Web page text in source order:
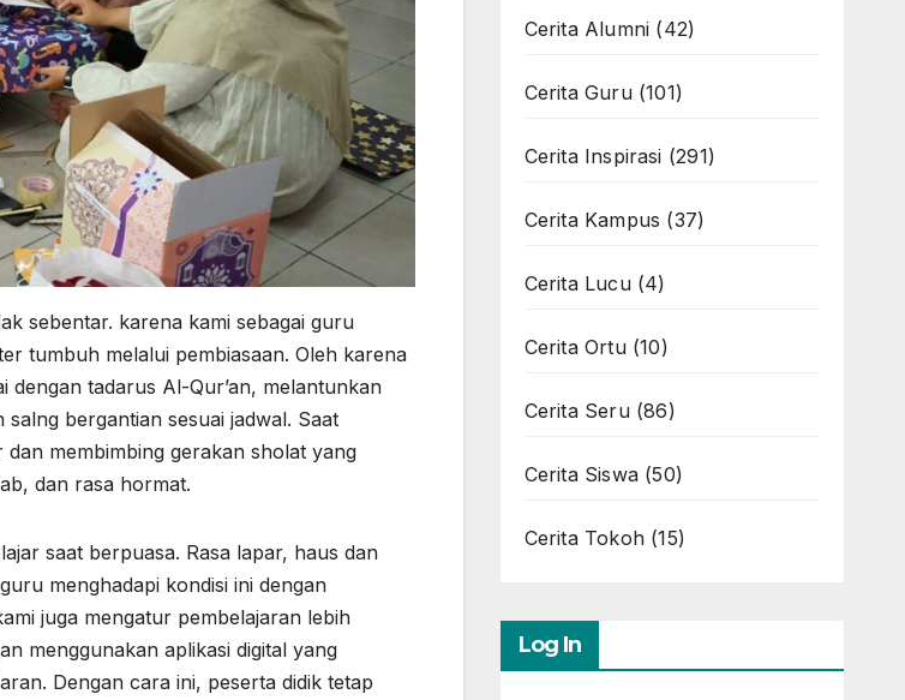
sebentar. karena kami sebagai guru
tumbuh melalui pembiasaan. Oleh karena
dengan tadarus Al-Qur’an, melantunkan
bergantian sesuai jadwal. Saat
membimbing gerakan sholat yang
dan rasa hormat.
saat berpuasa. Rasa lapar, haus dan
menghadapi kondisi ini dengan
juga mengatur pembelajaran lebih
menggunakan aplikasi digital yang
Dengan cara ini, peserta didik tetap
Cerita Alumni (42)
Cerita Guru(101)
Cerita Inspirasi (291)
Cerita Kampus (37)
Cerita Lucu(4)
Cerita Ortu(10)
Cerita Seru(86)
Cerita Siswa(50)
Cerita Tokoh(15)
Log In